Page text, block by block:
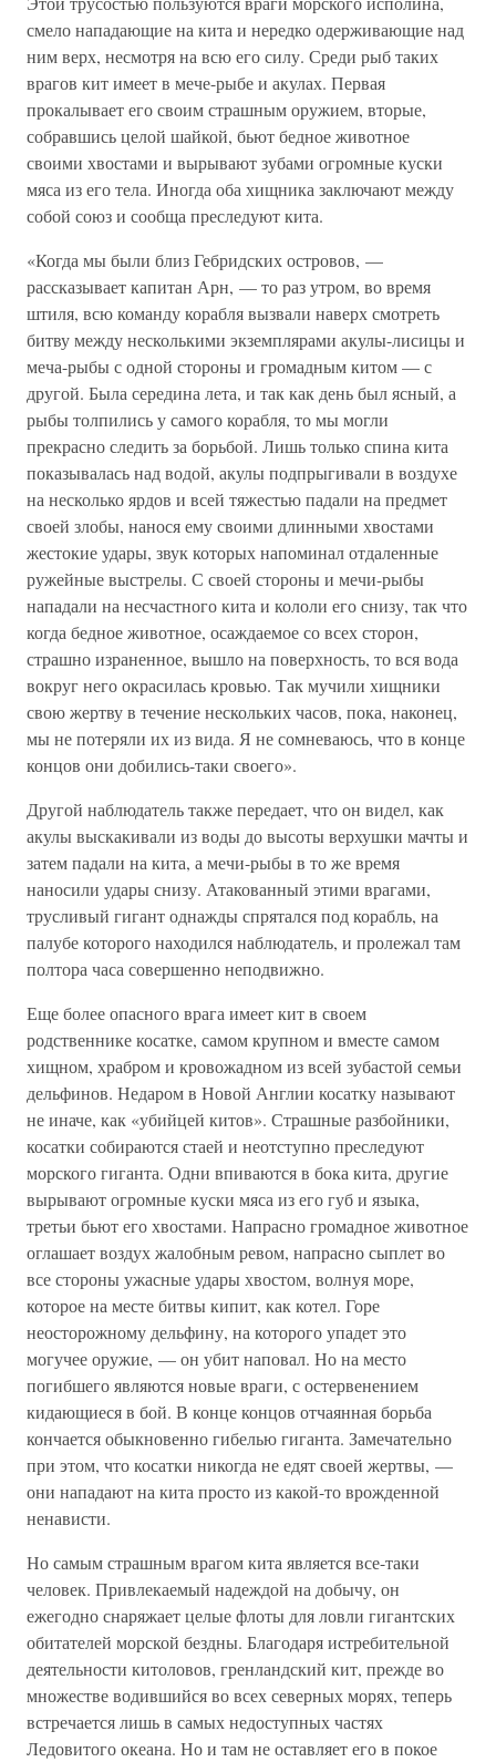
смело нападающие на кита и нередко одерживающие над
ним верх, несмотря на всю его силу. Среди рыб таких
врагов кит имеет в мече-рыбе и акулах. Первая
прокалывает его своим страшным оружием, вторые,
собравшись целой шайкой, бьют бедное животное
своими хвостами и вырывают зубами огромные куски
мяса из его тела. Иногда оба хищника заключают между
собой союз и сообща преследуют кита.
«Когда мы были близ Гебридских островов, —
рассказывает капитан Арн, — то раз утром, во время
штиля, всю команду корабля вызвали наверх смотреть
битву между несколькими экземплярами акулы-лисицы и
меча-рыбы с одной стороны и громадным китом — с
другой. Была середина лета, и так как день был ясный, а
рыбы толпились у самого корабля, то мы могли
прекрасно следить за борьбой. Лишь только спина кита
показывалась над водой, акулы подпрыгивали в воздухе
на несколько ярдов и всей тяжестью падали на предмет
своей злобы, нанося ему своими длинными хвостами
жестокие удары, звук которых напоминал отдаленные
ружейные выстрелы. С своей стороны и мечи-рыбы
нападали на несчастного кита и кололи его снизу, так что
когда бедное животное, осаждаемое со всех сторон,
страшно израненное, вышло на поверхность, то вся вода
вокруг него окрасилась кровью. Так мучили хищники
свою жертву в течение нескольких часов, пока, наконец,
мы не потеряли их из вида. Я не сомневаюсь, что в конце
концов они добились-таки своего».
Другой наблюдатель также передает, что он видел, как
акулы выскакивали из воды до высоты верхушки мачты и
затем падали на кита, а мечи-рыбы в то же время
наносили удары снизу. Атакованный этими врагами,
трусливый гигант однажды спрятался под корабль, на
палубе которого находился наблюдатель, и пролежал там
полтора часа совершенно неподвижно.
Еще более опасного врага имеет кит в своем
родственнике косатке, самом крупном и вместе самом
хищном, храбром и кровожадном из всей зубастой семьи
дельфинов. Недаром в Новой Англии косатку называют
не иначе, как «убийцей китов». Страшные разбойники,
косатки собираются стаей и неотступно преследуют
морского гиганта. Одни впиваются в бока кита, другие
вырывают огромные куски мяса из его губ и языка,
третьи бьют его хвостами. Напрасно громадное животное
оглашает воздух жалобным ревом, напрасно сыплет во
все стороны ужасные удары хвостом, волнуя море,
которое на месте битвы кипит, как котел. Горе
неосторожному дельфину, на которого упадет это
могучее оружие, — он убит наповал. Но на место
погибшего являются новые враги, с остервенением
кидающиеся в бой. В конце концов отчаянная борьба
кончается обыкновенно гибелью гиганта. Замечательно
при этом, что косатки никогда не едят своей жертвы, —
они нападают на кита просто из какой-то врожденной
ненависти.
Но самым страшным врагом кита является все-таки
человек. Привлекаемый надеждой на добычу, он
ежегодно снаряжает целые флоты для ловли гигантских
обитателей морской бездны. Благодаря истребительной
деятельности китоловов, гренландский кит, прежде во
множестве водившийся во всех северных морях, теперь
встречается лишь в самых недоступных частях
Ледовитого океана. Но и там не оставляет его в покое